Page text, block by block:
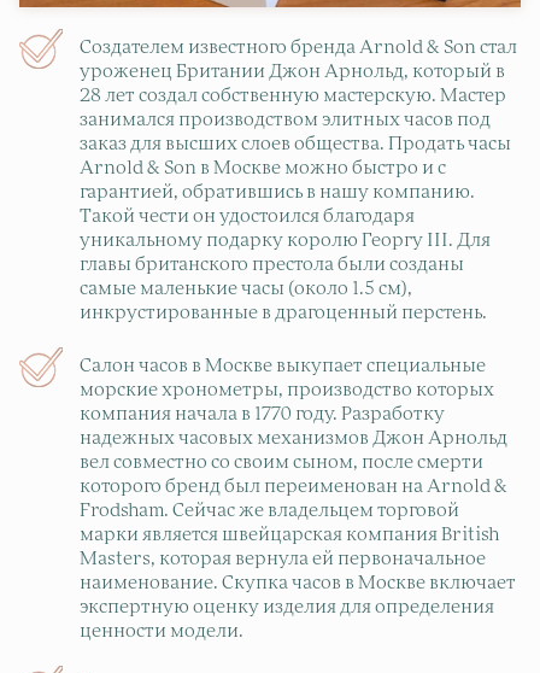
Создателем известного бренда Arnold & Son стал
уроженец Британии Джон Арнольд, который в
28 лет создал собственную мастерскую. Мастер
занимался производством элитных часов под
заказ для высших слоев общества. Продать часы
Arnold & Son в Москве можно быстро и с
гарантией, обратившись в нашу компанию.
Такой чести он удостоился благодаря
уникальному подарку королю Георгу III. Для
главы британского престола были созданы
самые маленькие часы (около 1.5 см),
инкрустированные в драгоценный перстень.
Салон часов в Москве выкупает специальные
морские хронометры, производство которых
компания начала в 1770 году. Разработку
надежных часовых механизмов Джон Арнольд
вел совместно со своим сыном, после смерти
которого бренд был переименован на Arnold &
Frodsham. Сейчас же владельцем торговой
марки является швейцарская компания British
Masters, которая вернула ей первоначальное
наименование. Скупка часов в Москве включает
экспертную оценку изделия для определения
ценности модели.